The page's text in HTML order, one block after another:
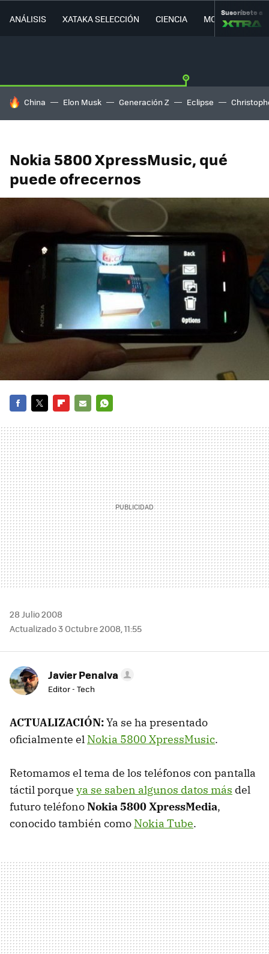
ANÁLISIS XATAKA SELECCIÓN CIENCIA MOVILIDAD
Suscríbete a
HOY SE HABLA DE
China Elon Musk Generación Z Eclipse
Nokia 5800 XpressMusic, qué
puede ofrecernos
MAIL
28 Julio 2008
Actualizado 3 Octubre 2008, 11:55
Javier Penalva
Editor - Tech
ACTUALIZACIÓN:Ya se ha presentado
oficialmente el Nokia 5800 XpressMusic.
Retomamos el tema de los teléfonos con pantalla
táctil porque ya se saben algunos datos más del
futuro teléfonoNokia 5800 XpressMedia,
conocido también como Nokia Tube.